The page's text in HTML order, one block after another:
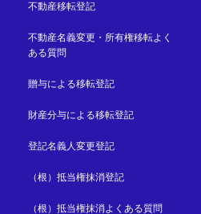
不動産移転登記
不動産名義変更・所有権移転よく
ある質問
贈与による移転登記
財産分与による移転登記
登記名義人変更登記
（根）抵当権抹消登記
（根）抵当権抹消よくある質問